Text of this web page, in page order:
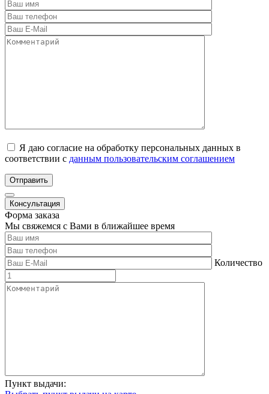
Я даю согласие на обработку персональных данных в
соответствии с данным пользовательским соглашением
Отправить
Консультация
Форма заказа
Мы свяжемся с Вами в ближайшее время
Количество
Пункт выдачи: